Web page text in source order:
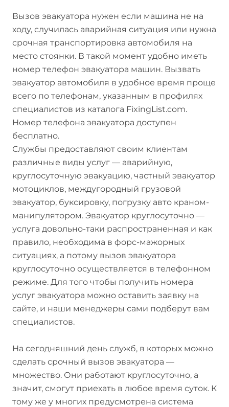
Вызов эвакуатора нужен если машина не на
ходу, случилась аварийная ситуация или нужна
срочная транспортировка автомобиля на
место стоянки. В такой момент удобно иметь
номер телефон эвакуатора машин. Вызвать
эвакуатор автомобиля в удобное время проще
всего по телефонам, указанным в профилях
специалистов из каталога FixingList.com.
Номер телефона эвакуатора доступен
бесплатно.
Службы предоставляют своим клиентам
различные виды услуг — аварийную,
круглосуточную эвакуацию, частный эвакуатор
мотоциклов, междугородный грузовой
эвакуатор, буксировку, погрузку авто краном-
манипулятором. Эвакуатор круглосуточно —
услуга довольно-таки распространенная и как
правило, необходима в форс-мажорных
ситуациях, а потому вызов эвакуатора
круглосуточно осуществляется в телефонном
режиме. Для того чтобы получить номера
услуг эвакуатора можно оставить заявку на
сайте, и наши менеджеры сами подберут вам
специалистов.
На сегодняшний день служб, в которых можно
сделать срочный вызов эвакуатора —
множество. Они работают круглосуточно, а
значит, смогут приехать в любое время суток. К
тому же у многих предусмотрена система